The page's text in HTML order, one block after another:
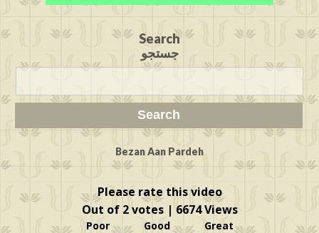
Search
جستجو
Bezan Aan Pardeh
Please rate this video
Out of 2 votes | 6674 Views
Poor Good Great